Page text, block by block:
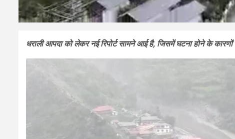
धराली आपदा को लेकर नई रिपोर्ट सामने आई है, जिसमें घटना होने के कारणों